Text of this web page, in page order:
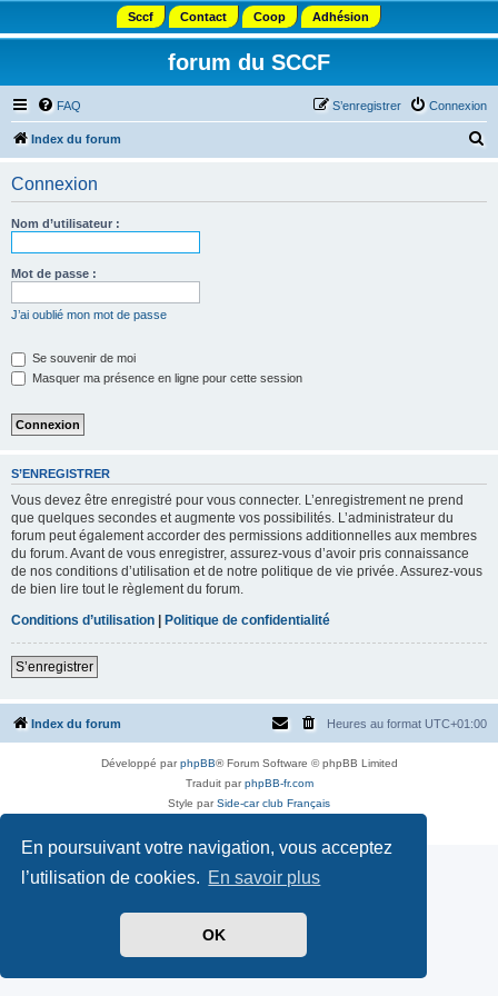
En poursuivant votre navigation, vous acceptez
l’utilisation de cookies. En savoir plus
OK
Sccf Contact Coop Adhésion
forum du SCCF
FAQ Connexion
S’enregistrer
Index du forum
Connexion
Nom d’utilisateur :
Mot de passe :
J’ai oublié mon mot de passe
Se souvenir de moi
Masquer ma présence en ligne pour cette session
S’ENREGISTRER
Vous devez être enregistré pour vous connecter. L’enregistrement ne prend
que quelques secondes et augmente vos possibilités. L’administrateur du
forum peut également accorder des permissions additionnelles aux membres
du forum. Avant de vous enregistrer, assurez-vous d’avoir pris connaissance
de nos conditions d’utilisation et de notre politique de vie privée. Assurez-vous
de bien lire tout le règlement du forum.
Conditions d’utilisation | Politique de confidentialité
S’enregistrer
Index du forum Heures au format UTC+01:00
Développé parphpBB® Forum Software © phpBB Limited
Traduit parphpBB-fr.com
Style parSide-car club Français